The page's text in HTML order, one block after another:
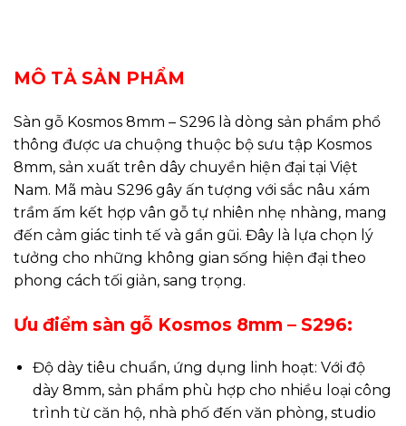
MÔ TẢ SẢN PHẨM
Sàn gỗ Kosmos 8mm – S296 là dòng sản phẩm phổ
thông được ưa chuộng thuộc bộ sưu tập Kosmos
8mm, sản xuất trên dây chuyền hiện đại tại Việt
Nam. Mã màu S296 gây ấn tượng với sắc nâu xám
trầm ấm kết hợp vân gỗ tự nhiên nhẹ nhàng, mang
đến cảm giác tinh tế và gần gũi. Đây là lựa chọn lý
tưởng cho những không gian sống hiện đại theo
phong cách tối giản, sang trọng.
Ưu điểm sàn gỗ Kosmos 8mm – S296:
Độ dày tiêu chuẩn, ứng dụng linh hoạt: Với độ
dày 8mm, sản phẩm phù hợp cho nhiều loại công
trình từ căn hộ, nhà phố đến văn phòng, studio